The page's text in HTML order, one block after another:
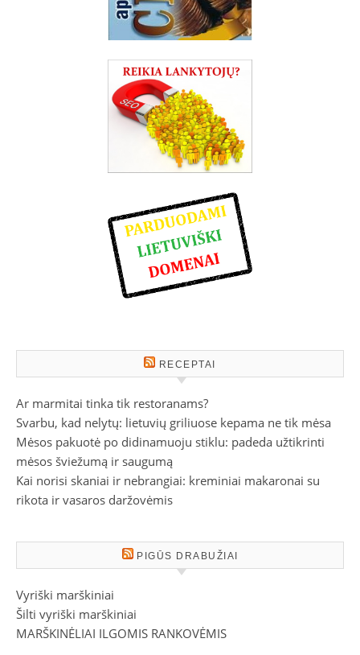
RECEPTAI
Ar marmitai tinka tik restoranams?
Svarbu, kad nelytų: lietuvių griliuose kepama ne tik mėsa
Mėsos pakuotė po didinamuoju stiklu: padeda užtikrinti
mėsos šviežumą ir saugumą
Kai norisi skaniai ir nebrangiai: kreminiai makaronai su
rikota ir vasaros daržovėmis
PIGŪS DRABUŽIAI
Vyriški marškiniai
Šilti vyriški marškiniai
MARŠKINĖLIAI ILGOMIS RANKOVĖMIS